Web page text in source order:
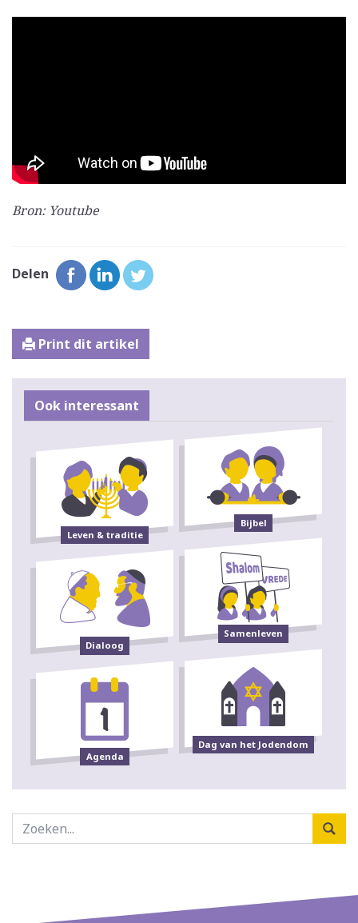
Bron: Youtube
Delen
Print dit artikel
Ook interessant
Leven & traditie
Bijbel
Dialoog
Samenleven
Agenda
Dag van het Jodendom